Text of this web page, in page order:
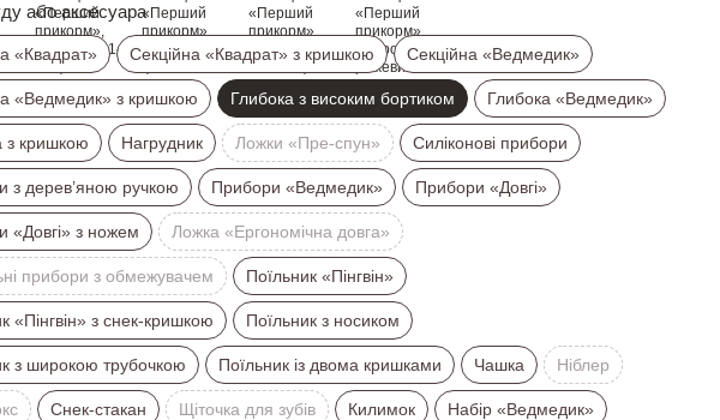
або аксесуара
«Квадрат» Секційна «Квадрат» з кришкою Секційна «Ведмедик»
«Ведмедик» з кришкою Глибока з високим бортиком Глибока «Ведмедик»
з кришкою Нагрудник Ложки «Пре-спун» Силіконові прибори
з дерев’яною ручкою Прибори «Ведмедик» Прибори «Довгі»
«Довгі» з ножем Ложка «Ергономічна довга»
прибори з обмежувачем Поїльник «Пінгвін»
«Пінгвін» з снек-кришкою Поїльник з носиком
з широкою трубочкою Поїльник із двома кришками Чашка Ніблер
Снек-стакан Щіточка для зубів Килимок Набір «Ведмедик»